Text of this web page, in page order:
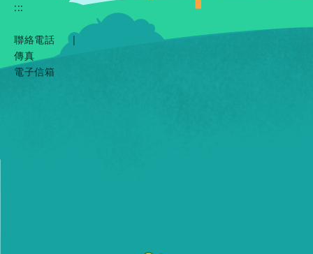
:::
聯絡電話
|
傳真
電子信箱